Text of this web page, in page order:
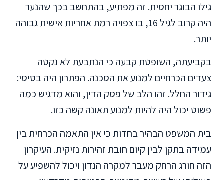
גילו הבוגר יחסית. זה מפתיע, בהתחשב בכך שהנער
היה קרוב לגיל 16, בו צפויה רמת אחריות אישית גבוהה
יותר.
בקביעתה, השופטת קבעה כי הנתבעת לא נקטה
צעדים הכרחיים למנוע את הסכנה. הפתרון היה בסיסי:
גידור החלל. זהו הלב של פסק הדין, והוא מדגיש כמה
פשוט יכול היה להיות למנוע תאונה קשה כזו.
בית המשפט הבהיר בחדות כי אין התאמה הכרחית בין
עמידה בתקן לבין קיום חובת זהירות נזיקית. העיקרון
הזה חורג הרחק מעבר למקרה הנדון ויכול להשפיע על